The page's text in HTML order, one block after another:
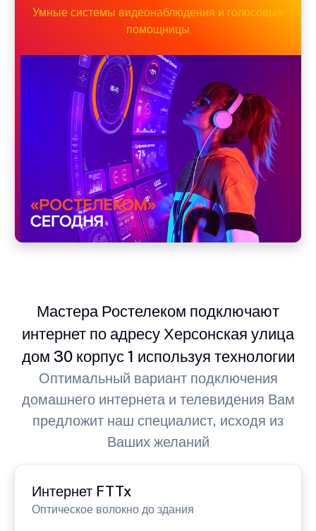
Умные системы видеонаблюдения и голосовые
помощницы
Мастера Ростелеком подключают
интернет по адресу Херсонская улица
дом 30 корпус 1 используя технологии
Оптимальный вариант подключения
домашнего интернета и телевидения Вам
предложит наш специалист, исходя из
Ваших желаний
Интернет FTTx
Оптическое волокно до здания